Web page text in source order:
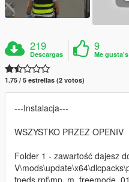
219
Descargas
9
Me gusta's
1.75 / 5 estrellas (2 votos)
---Instalacja---
WSZYSTKO PRZEZ OPENIV
Folder 1 - zawartość dajesz